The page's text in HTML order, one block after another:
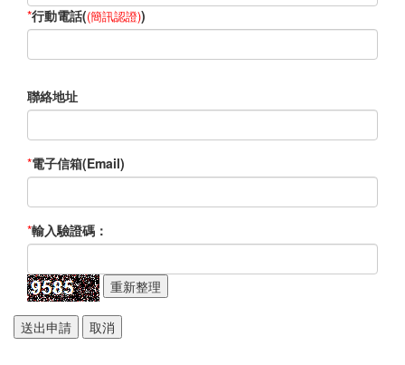
*行動電話((簡訊認證))
聯絡地址
*電子信箱(Email)
*輸入驗證碼：